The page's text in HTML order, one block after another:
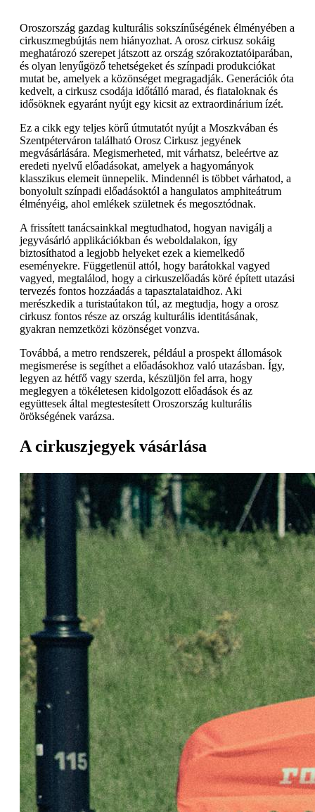
Oroszország gazdag kulturális sokszínűségének élményében a
cirkuszmegbújtás nem hiányozhat. A orosz cirkusz sokáig
meghatározó szerepet játszott az ország szórakoztatóiparában,
és olyan lenyűgöző tehetségeket és színpadi produkciókat
mutat be, amelyek a közönséget megragadják. Generációk óta
kedvelt, a cirkusz csodája időtálló marad, és fiataloknak és
idősöknek egyaránt nyújt egy kicsit az extraordinárium ízét.
Ez a cikk egy teljes körű útmutatót nyújt a Moszkvában és
Szentpéterváron található Orosz Cirkusz jegyének
megvásárlására. Megismerheted, mit várhatsz, beleértve az
eredeti nyelvű előadásokat, amelyek a hagyományok
klasszikus elemeit ünnepelik. Mindennél is többet várhatod, a
bonyolult színpadi előadásoktól a hangulatos amphiteátrum
élményéig, ahol emlékek születnek és megosztódnak.
A frissített tanácsainkkal megtudhatod, hogyan navigálj a
jegyvásárló applikációkban és weboldalakon, így
biztosíthatod a legjobb helyeket ezek a kiemelkedő
eseményekre. Függetlenül attól, hogy barátokkal vagyed
vagyed, megtalálod, hogy a cirkuszelőadás köré épített utazási
tervezés fontos hozzáadás a tapasztalataidhoz. Aki
merészkedik a turistaútakon túl, az megtudja, hogy a orosz
cirkusz fontos része az ország kulturális identitásának,
gyakran nemzetközi közönséget vonzva.
Továbbá, a metro rendszerek, például a prospekt állomások
megismerése is segíthet a előadásokhoz való utazásban. Így,
legyen az hétfő vagy szerda, készüljön fel arra, hogy
meglegyen a tökéletesen kidolgozott előadások és az
együttesek által megtestesített Oroszország kulturális
örökségének varázsa.
A cirkuszjegyek vásárlása